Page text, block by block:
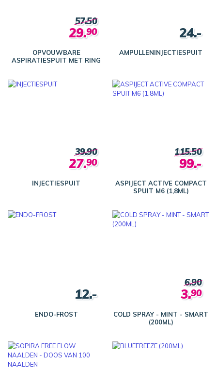
OPVOUWBARE
ASPIRATIESPUIT MET RING
57.50
29.90
AMPULLENINJECTIESPUIT
24.-
INJECTIESPUIT
39.90
27.90
ASPIJECT ACTIVE COMPACT
SPUIT M6 (1,8ML)
115.50
99.-
ENDO-FROST
12.-
COLD SPRAY - MINT - SMART
(200ML)
6.90
3.90